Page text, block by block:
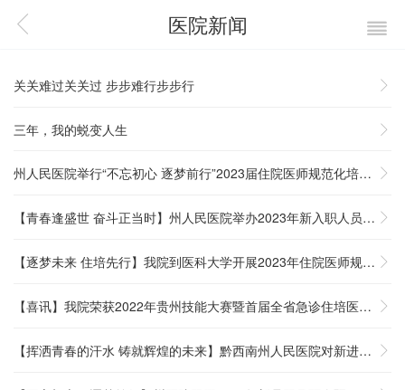
 医院新闻
关关难过关关过 步步难行步步行 
三年，我的蜕变人生 
州人民医院举行“不忘初心 逐梦前行”2023届住院医师规范化培训结业

【青春逢盛世 奋斗正当时】州人民医院举办2023年新入职人员见面

【逐梦未来 住培先行】我院到医科大学开展2023年住院医师规范化

【喜讯】我院荣获2022年贵州技能大赛暨首届全省急诊住培医师临床

【挥洒青春的汗水 铸就辉煌的未来】黔西南州人民医院对新进职工
